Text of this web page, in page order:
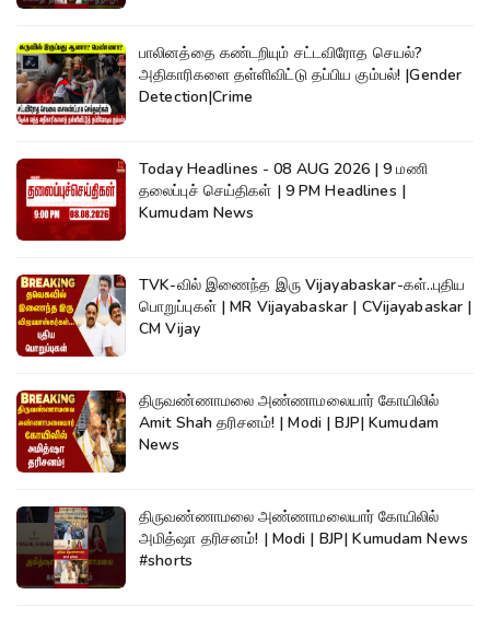
பாலினத்தை கண்டறியும் சட்டவிரோத செயல்?
அதிகாரிகளை தள்ளிவிட்டு தப்பிய கும்பல்! |Gender
Detection|Crime
Today Headlines - 08 AUG 2026 | 9 மணி
தலைப்புச் செய்திகள் | 9 PM Headlines |
Kumudam News
TVK-வில் இணைந்த இரு Vijayabaskar-கள்..புதிய
பொறுப்புகள் | MR Vijayabaskar | CVijayabaskar |
CM Vijay
திருவண்ணாமலை அண்ணாமலையார் கோயிலில்
Amit Shah தரிசனம்! | Modi | BJP| Kumudam
News
திருவண்ணாமலை அண்ணாமலையார் கோயிலில்
அமித்ஷா தரிசனம்! | Modi | BJP| Kumudam News
#shorts